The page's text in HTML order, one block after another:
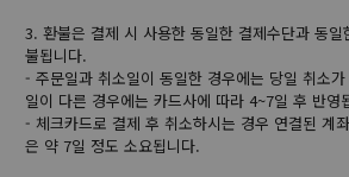
3. 환불은 결제 시 사용한 동일한 결제수단과 동
불됩니다.
- 주문일과 취소일이 동일한 경우에는 당일 취소
일이 다른 경우에는 카드사에 따라 4~7일 후 반영
- 체크카드로 결제 후 취소하시는 경우 연결된 계
은 약 7일 정도 소요됩니다.